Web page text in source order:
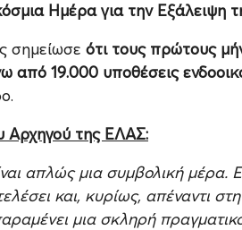
Ημέρα για την Εξάλειψη
σημείωσε ότι τους πρώτους
από 19.000 υποθέσεις
Αρχηγού της ΕΛΑΣ:
απλώς μια συμβολική μέρα.
και, κυρίως, απέναντι
μια σκληρή